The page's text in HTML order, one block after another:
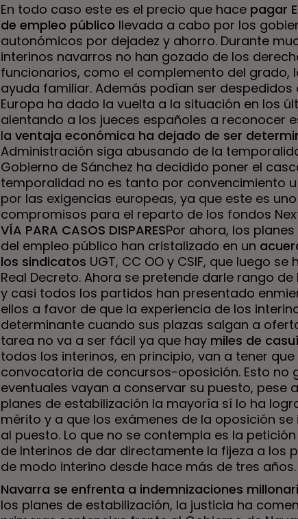
En todo caso este es el precio que hace pagar
de empleo público llevada a cabo por los
autonómicos por dejadez y ahorro. Durante
interinos navarros no han gozado de los
funcionarios, como el complemento del grado,
ayuda familiar. Además podían ser despedidos
Europa ha dado la vuelta a la situación en los
alentando a los jueces españoles a reconocer
la ventaja económica ha dejado de ser
Administración siga abusando de la
Gobierno de Sánchez ha decidido poner el
temporalidad no es tanto por convencimiento
por las exigencias europeas, ya que este es
compromisos para el reparto de los fondos
VÍA PARA CASOS DISPARESPor ahora, los
del empleo público han cristalizado en un
los sindicatos UGT, CC OO y CSIF, que luego
Real Decreto. Ahora se pretende darle rango de
y casi todos los partidos han presentado
ellos a favor de que la experiencia de los
determinante cuando sus plazas salgan a
tarea no va a ser fácil ya que hay miles de
todos los interinos, en principio, van a tener
convocatoria de concursos-oposición. Esto no
eventuales vayan a conservar su puesto, pese
planes de estabilización la mayoría sí lo ha
mérito y a que los exámenes de la oposición
al puesto. Lo que no se contempla es la
de Interinos de dar directamente la fijeza a los
de modo interino desde hace más de tres años.
Navarra se enfrenta a indemnizaciones
los planes de estabilización, la justicia ha